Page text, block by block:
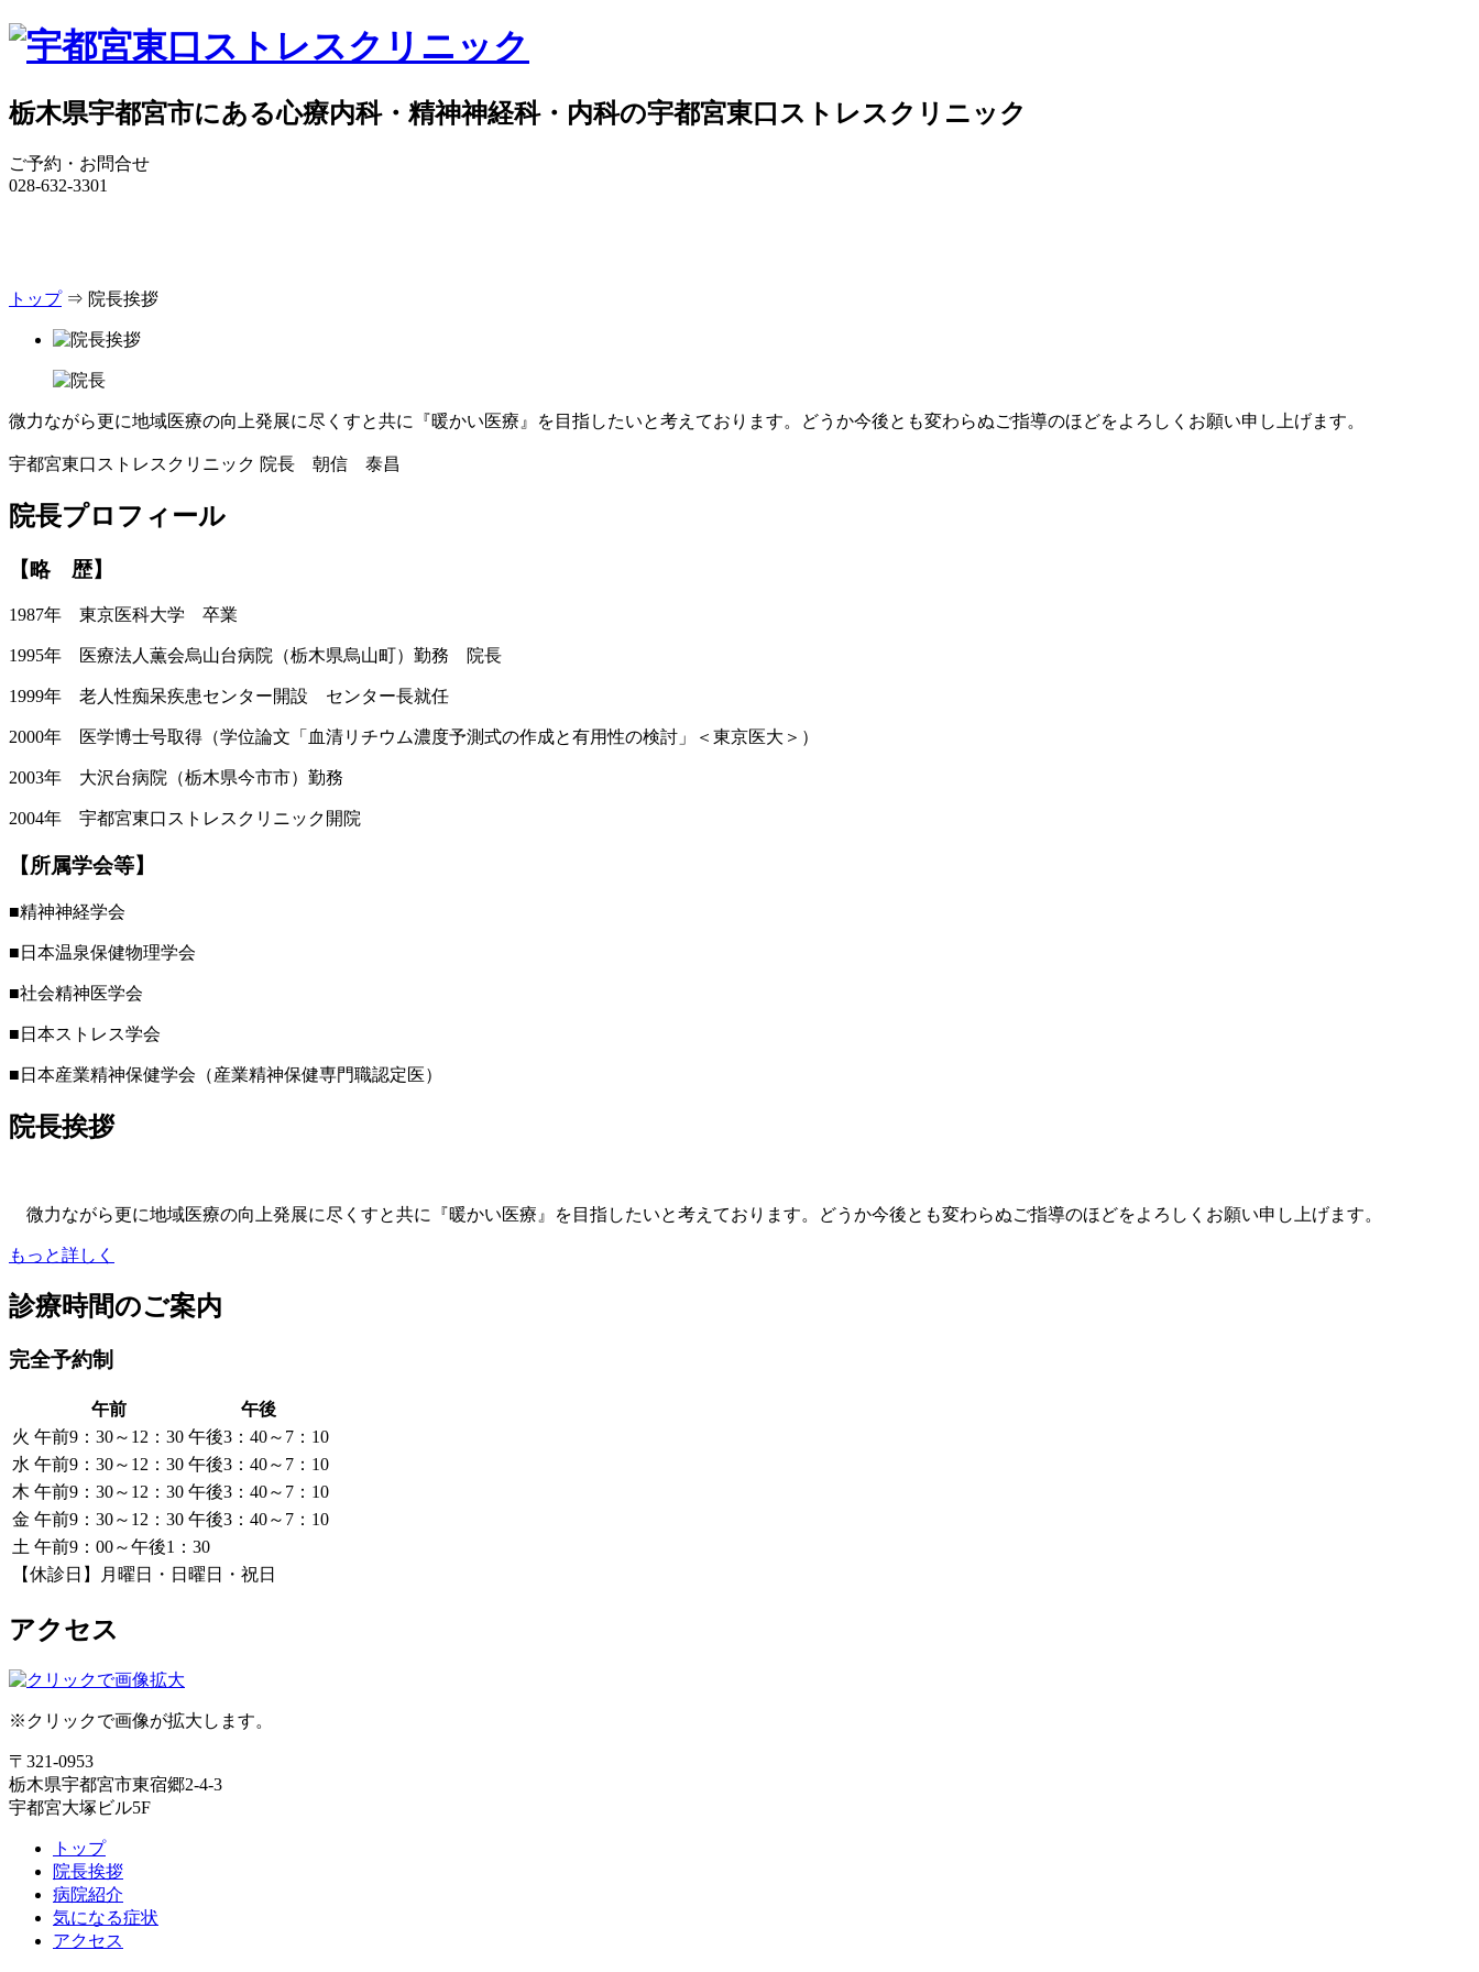
栃木県宇都宮市にある心療内科・精神神経科・内科の宇都宮東口ストレスクリニック
ご予約・お問合せ
028-632-3301
トップ⇒ 院長挨拶
微力ながら更に地域医療の向上発展に尽くすと共に『暖かい医療』を目指したいと考えております。どうか今後とも変わらぬご指導のほどをよろしくお願い申し上げます。
宇都宮東口ストレスクリニック 院長 朝信 泰昌
院長プロフィール
【略 歴】
1987年 東京医科大学 卒業
1995年 医療法人薫会烏山台病院（栃木県烏山町）勤務 院長
1999年 老人性痴呆疾患センター開設 センター長就任
2000年 医学博士号取得（学位論文「血清リチウム濃度予測式の作成と有用性の検討」＜東京医大＞）
2003年 大沢台病院（栃木県今市市）勤務
2004年 宇都宮東口ストレスクリニック開院
【所属学会等】
■精神神経学会
■日本温泉保健物理学会
■社会精神医学会
■日本ストレス学会
■日本産業精神保健学会（産業精神保健専門職認定医）
院長挨拶
微力ながら更に地域医療の向上発展に尽くすと共に『暖かい医療』を目指したいと考えております。どうか今後とも変わらぬご指導のほどをよろしくお願い申し上げます。
もっと詳しく
診療時間のご案内
完全予約制
午前
午後
火 午前9：30～12：30 午後3：40～7：10
水 午前9：30～12：30 午後3：40～7：10
木 午前9：30～12：30 午後3：40～7：10
金 午前9：30～12：30 午後3：40～7：10
土 午前9：00～午後1：30
【休診日】月曜日・日曜日・祝日
アクセス
※クリックで画像が拡大します。
〒321-0953
栃木県宇都宮市東宿郷2-4-3
宇都宮大塚ビル5F
トップ
院長挨拶
病院紹介
気になる症状
アクセス